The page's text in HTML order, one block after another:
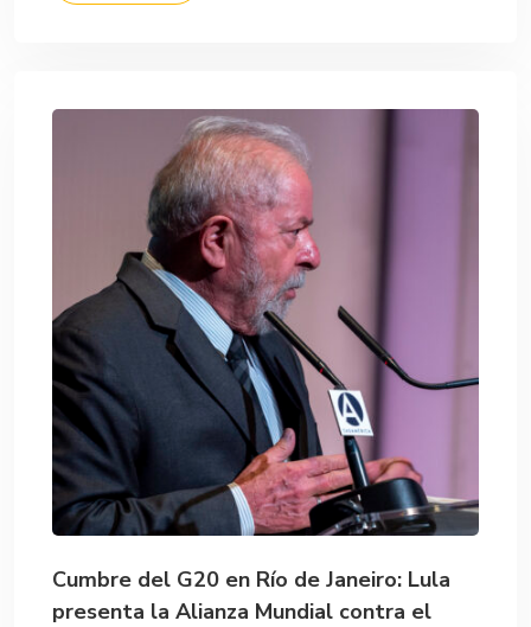
Cumbre del G20 en Río de Janeiro: Lula
presenta la Alianza Mundial contra el